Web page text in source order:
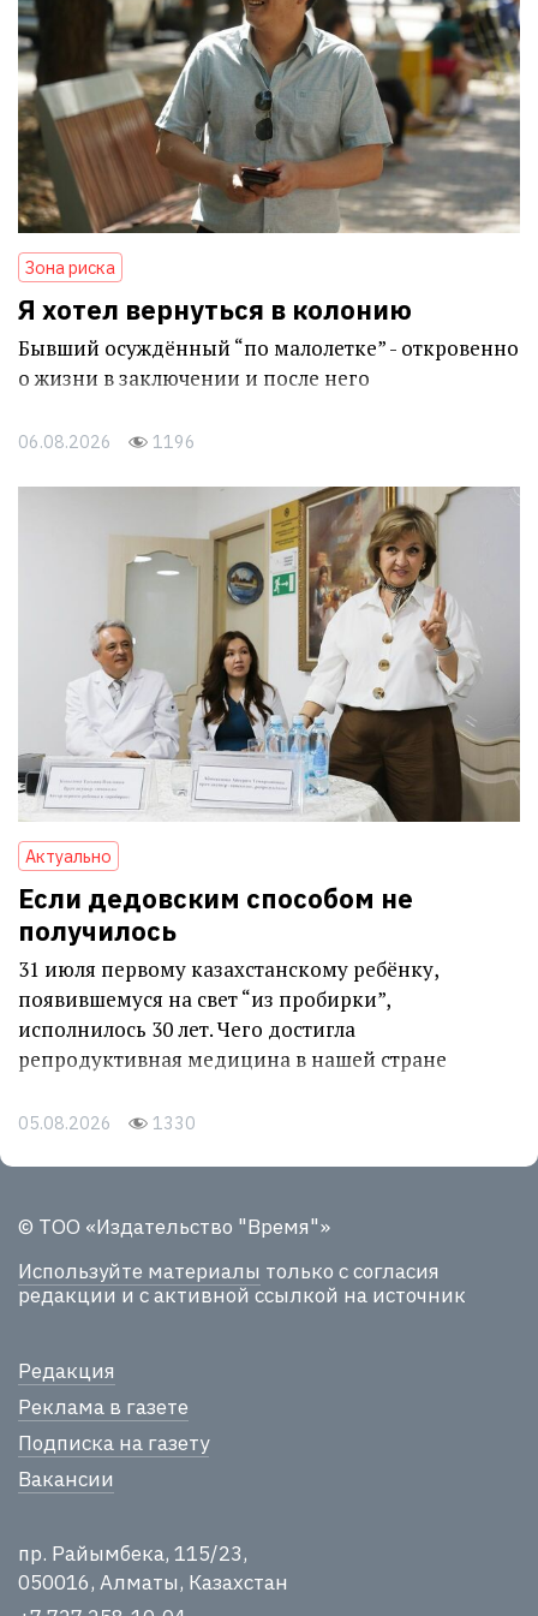
Зона риска
Я хотел вернуться в колонию
Бывший осуждённый “по малолетке” - откровенно
о жизни в заключении и после него
06.08.2026 1196
Актуально
Если дедовским способом не
получилось
31 июля первому казахстанскому ребёнку,
появившемуся на свет “из пробирки”,
исполнилось 30 лет. Чего достигла
репродуктивная медицина в нашей стране
05.08.2026 1330
© ТОО «Издательство "Время"»
Используйте материалы только с согласия
редакции и с активной ссылкой на источник
Редакция
Реклама в газете
Подписка на газету
Вакансии
пр. Райымбека, 115/23,
050016, Алматы, Казахстан